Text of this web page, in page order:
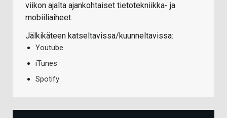
viikon ajalta ajankohtaiset tietotekniikka- ja
mobiiliaiheet.
Jälkikäteen katseltavissa/kuunneltavissa:
Youtube
iTunes
Spotify